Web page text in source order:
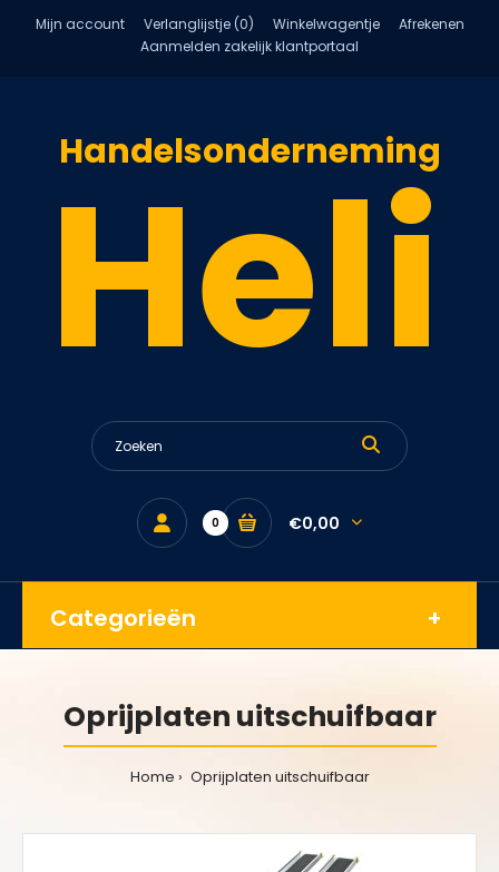
Mijn account Verlanglijstje (0) Winkelwagentje
Afrekenen
Aanmelden zakelijk klantportaal
Handelsonderneming
Heli
0 €0,00
Categorieën
Oprijplaten uitschuifbaar
Home Oprijplaten uitschuifbaar